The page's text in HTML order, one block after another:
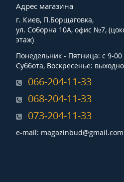
Адрес магазина
г. Киев, П.Борщаговка,
ул. Соборна 10А, офис №7,
этаж)
Понедельник - Пятница: с 9-00
Суббота, Воскресенье:
066-204-11-33
068-204-11-33
073-204-11-33
e-mail: magazinbud@gmail.com